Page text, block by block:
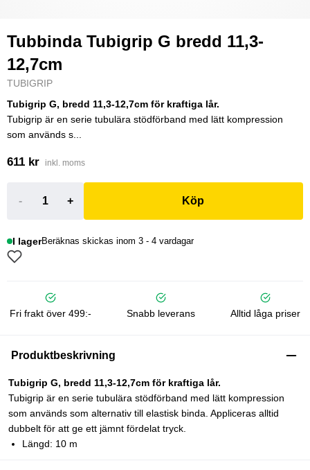
Tubbinda Tubigrip G bredd 11,3-
12,7cm
TUBIGRIP
Tubigrip G, bredd 11,3-12,7cm för kraftiga lår.
Tubigrip är en serie tubulära stödförband med lätt kompression
som används s...
611 kr inkl. moms
- + Köp
I lagerBeräknas skickas inom 3 - 4 vardagar
Fri frakt över 499:- Snabb leverans Alltid låga priser
Produktbeskrivning
Tubigrip G, bredd 11,3-12,7cm för kraftiga lår.
Tubigrip är en serie tubulära stödförband med lätt kompression
som används som alternativ till elastisk binda. Appliceras alltid
dubbelt för att ge ett jämnt fördelat tryck.
Längd: 10 m